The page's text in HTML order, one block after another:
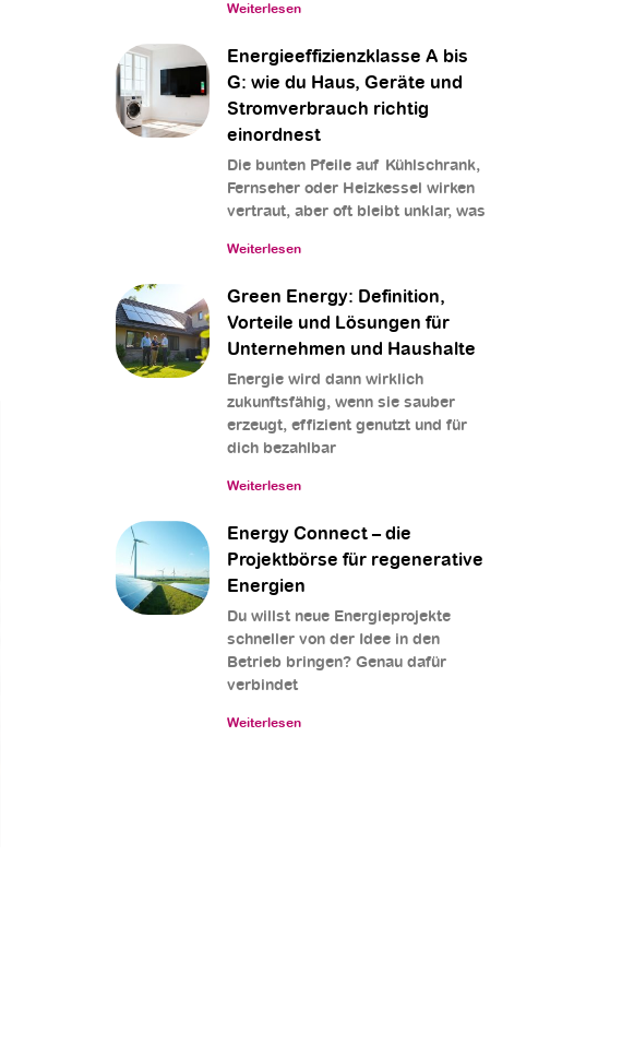
Weiterlesen
Energieeffizienzklasse A bis
G: wie du Haus, Geräte und
Stromverbrauch richtig
einordnest
Die bunten Pfeile auf Kühlschrank,
Fernseher oder Heizkessel wirken
vertraut, aber oft bleibt unklar, was
Weiterlesen
Green Energy: Definition,
Vorteile und Lösungen für
Unternehmen und Haushalte
Energie wird dann wirklich
zukunftsfähig, wenn sie sauber
erzeugt, effizient genutzt und für
dich bezahlbar
Weiterlesen
Energy Connect – die
Projektbörse für regenerative
Energien
Du willst neue Energieprojekte
schneller von der Idee in den
Betrieb bringen? Genau dafür
verbindet
Weiterlesen